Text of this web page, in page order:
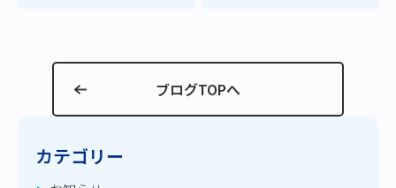
ブログTOPへ
カテゴリー